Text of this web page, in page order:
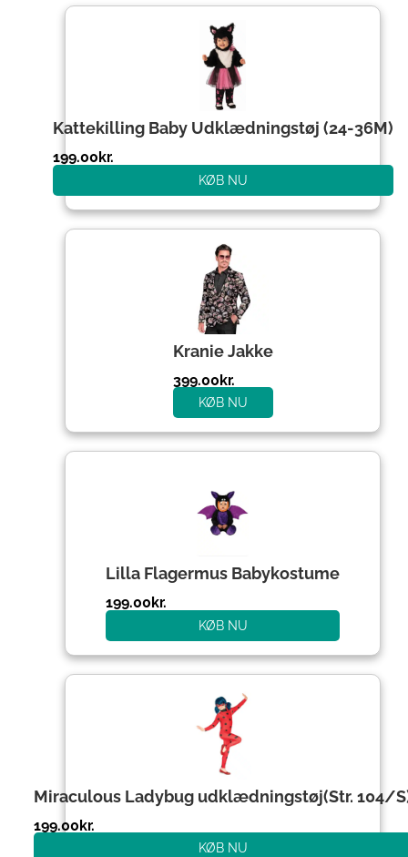
Kattekilling Baby Udklædningstøj (24-36M)
199.00kr.
KØB NU
Kranie Jakke
399.00kr.
KØB NU
Lilla Flagermus Babykostume
199.00kr.
KØB NU
Miraculous Ladybug udklædningstøj(Str. 104/
199.00kr.
KØB NU